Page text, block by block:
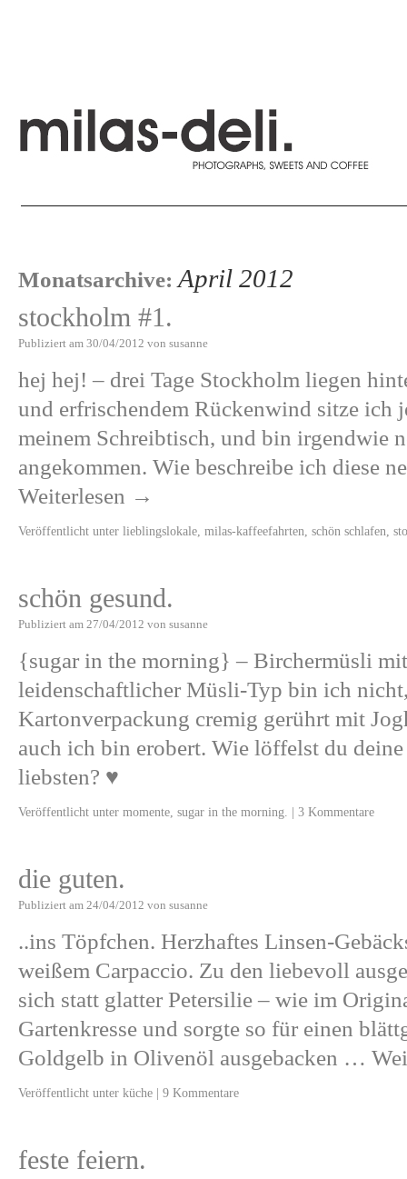
Monatsarchive: April 2012
stockholm #1.
Publiziert am 30/04/2012 von susanne
hej hej! – drei Tage Stockholm liegen
und erfrischendem Rückenwind sitze ich
meinem Schreibtisch, und bin irgendwie
angekommen. Wie beschreibe ich diese
Weiterlesen →
Veröffentlicht unter lieblingslokale milas-kaffeefahrten schön schlafen
schön gesund.
Publiziert am 27/04/2012 von susanne
{sugar in the morning} – Birchermüsli
leidenschaftlicher Müsli-Typ bin ich
Kartonverpackung cremig gerührt mit
auch ich bin erobert. Wie löffelst du
liebsten? ♥
Veröffentlicht unter momente sugar in the morning. | 3 Kommentare
die guten.
Publiziert am 24/04/2012 von susanne
..ins Töpfchen. Herzhaftes Linsen-
weißem Carpaccio. Zu den liebevoll
sich statt glatter Petersilie – wie im
Gartenkresse und sorgte so für einen
Goldgelb in Olivenöl ausgebacken …
Veröffentlicht unter küche | 9 Kommentare
feste feiern.